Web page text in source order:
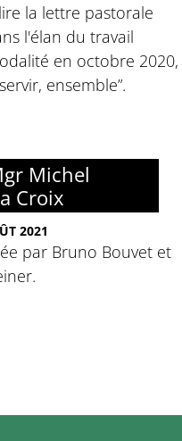
la lettre pastorale
l'élan du travail
en octobre 2020,
ensemble”.
Michel
Croix
2021
par Bruno Bouvet et